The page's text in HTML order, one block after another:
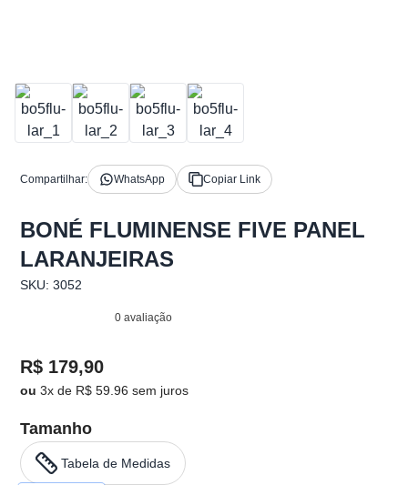
Compartilhar: WhatsApp Copiar Link
BONÉ FLUMINENSE FIVE PANEL
LARANJEIRAS
SKU: 3052
0 avaliação
R$ 179,90
ou3x de R$ 59.96 sem juros
Tamanho
Tabela de Medidas